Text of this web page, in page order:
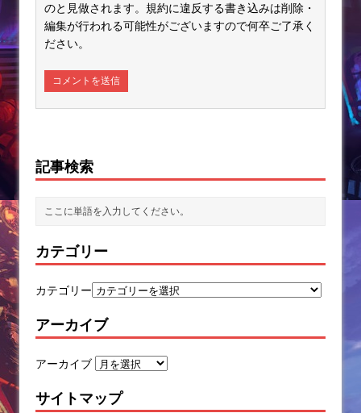
のと見做されます。規約に違反する書き込みは削除・
編集が行われる可能性がございますので何卒ご了承く
ださい。
記事検索
カテゴリー
カテゴリー
アーカイブ
アーカイブ
サイトマップ